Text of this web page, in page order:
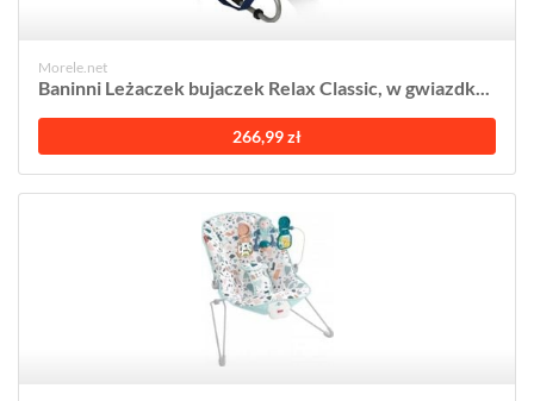
Morele.net
Baninni Leżaczek bujaczek Relax Classic, w gwiazdk...
266,99 zł